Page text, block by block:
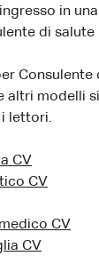
in
di salute
Consulente
altri modelli
lettori.
CV
CV
CV
CV